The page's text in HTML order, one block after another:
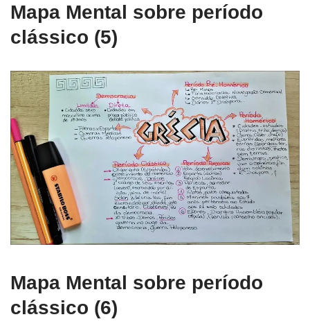
Mapa Mental sobre período
clássico (5)
Mapa Mental sobre período
clássico (6)